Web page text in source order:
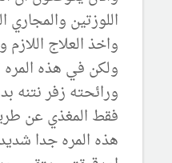
اللوزتين والمجاري
واخذ العلاج
ولكن في هذه
ورائحته زفر نتنه
فقط المغذي عن
هذه المره جدا